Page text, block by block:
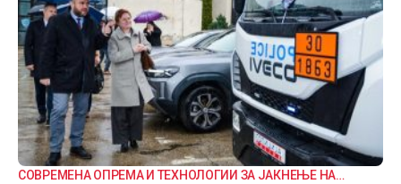
СОВРЕМЕНА ОПРЕМА И ТЕХНОЛОГИИ ЗА ЈАКНЕЊЕ НА